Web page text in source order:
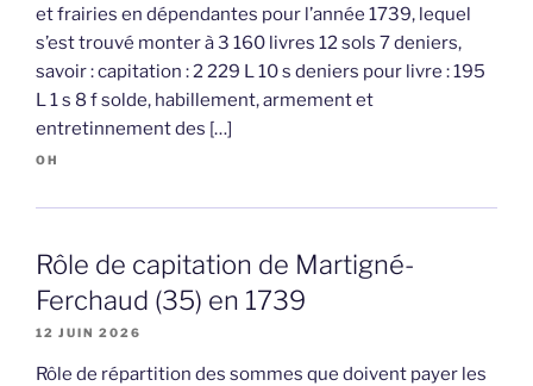
et frairies en dépendantes pour l’année 1739, lequel
s’est trouvé monter à 3 160 livres 12 sols 7 deniers,
savoir : capitation : 2 229 L 10 s deniers pour livre : 195
L 1 s 8 f solde, habillement, armement et
entretinnement des […]
OH
Rôle de capitation de Martigné-
Ferchaud (35) en 1739
12 JUIN 2026
Rôle de répartition des sommes que doivent payer les